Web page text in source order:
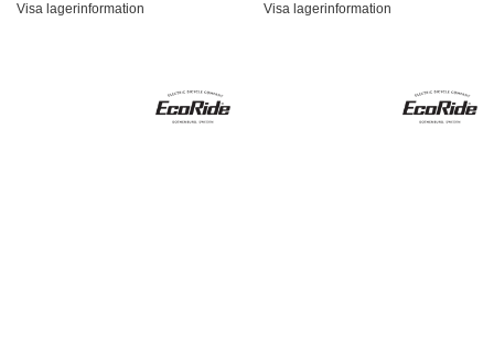
Visa lagerinformation Visa lagerinformation